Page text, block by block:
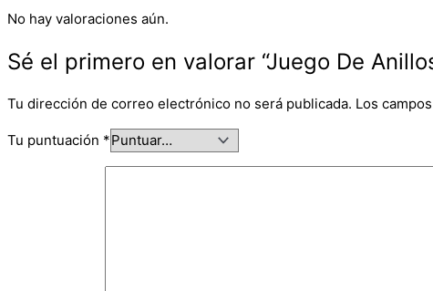
No hay valoraciones aún.
Sé el primero en valorar “Juego De
Tu dirección de correo electrónico no será publicada. Los
Tu puntuación *